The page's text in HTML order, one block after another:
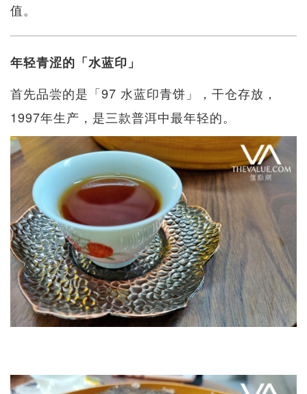
值。
年轻青涩的「水蓝印」
首先品尝的是「97 水蓝印青饼」，干仓存放，
1997年生产，是三款普洱中最年轻的。